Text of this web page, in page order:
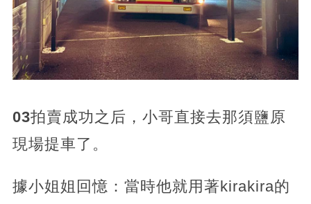
03拍賣成功之后，小哥直接去那須鹽原
現場提車了。
據小姐姐回憶：當時他就用著kirakira的